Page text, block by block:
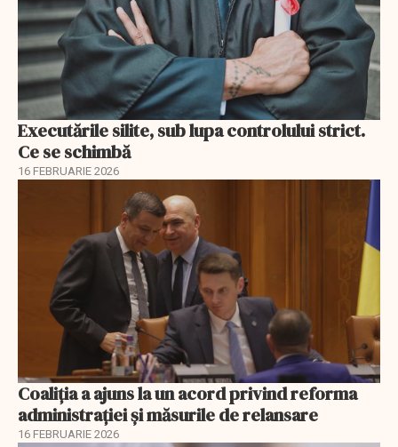
Executările silite, sub lupa controlului strict.
Ce se schimbă
16 FEBRUARIE 2026
Coaliția a ajuns la un acord privind reforma
administrației și măsurile de relansare
16 FEBRUARIE 2026